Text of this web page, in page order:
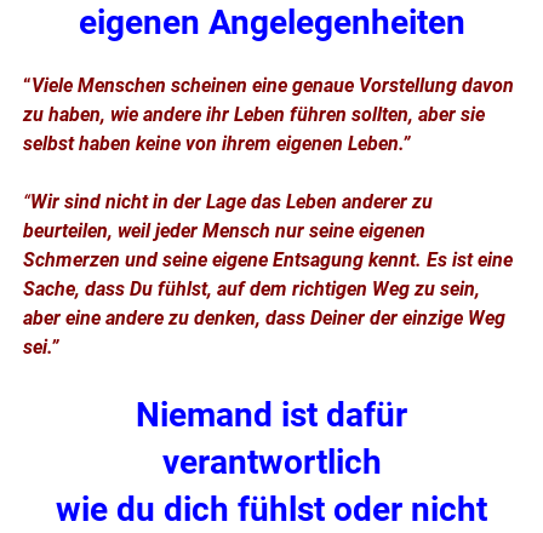
eigenen Angelegenheiten
“Viele Menschen scheinen eine genaue Vorstellung davon
zu haben, wie andere ihr Leben führen sollten, aber sie
selbst haben keine von ihrem eigenen Leben.”
“Wir sind nicht in der Lage das Leben anderer zu
beurteilen, weil jeder Mensch nur seine eigenen
Schmerzen und seine eigene Entsagung kennt. Es ist eine
Sache, dass Du fühlst, auf dem richtigen Weg zu sein,
aber eine andere zu denken, dass Deiner der einzige Weg
sei.”
Niemand ist dafür
verantwortlich
wie du dich fühlst oder nicht